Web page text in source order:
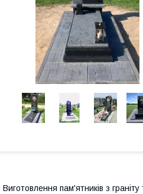
Виготовлення пам'ятників з